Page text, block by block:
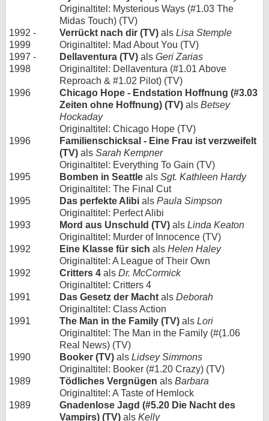
Originaltitel: Mysterious Ways (#1.03 The
Midas Touch) (TV)
1992 -
1999
Verrückt nach dir (TV) als Lisa Stemple
Originaltitel: Mad About You (TV)
1997 -
1998
Dellaventura (TV) als Geri Zarias
Originaltitel: Dellaventura (#1.01 Above
Reproach & #1.02 Pilot) (TV)
1996
Chicago Hope - Endstation Hoffnung (#3.03
Zeiten ohne Hoffnung) (TV) als Betsey
Hockaday
Originaltitel: Chicago Hope (TV)
1996
Familienschicksal - Eine Frau ist verzweifelt
(TV) als Sarah Kempner
Originaltitel: Everything To Gain (TV)
1995
Bomben in Seattle als Sgt. Kathleen Hardy
Originaltitel: The Final Cut
1995
Das perfekte Alibi als Paula Simpson
Originaltitel: Perfect Alibi
1993
Mord aus Unschuld (TV) als Linda Keaton
Originaltitel: Murder of Innocence (TV)
1992
Eine Klasse für sich als Helen Haley
Originaltitel: A League of Their Own
1992
Critters 4 als Dr. McCormick
Originaltitel: Critters 4
1991
Das Gesetz der Macht als Deborah
Originaltitel: Class Action
1991
The Man in the Family (TV) als Lori
Originaltitel: The Man in the Family (#(1.06
Real News) (TV)
1990
Booker (TV) als Lidsey Simmons
Originaltitel: Booker (#1.20 Crazy) (TV)
1989
Tödliches Vergnügen als Barbara
Originaltitel: A Taste of Hemlock
1989
Gnadenlose Jagd (#5.20 Die Nacht des
Vampirs) (TV) als Kelly